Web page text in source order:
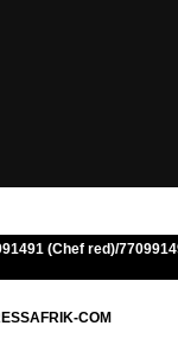
(Chef red)/
COM